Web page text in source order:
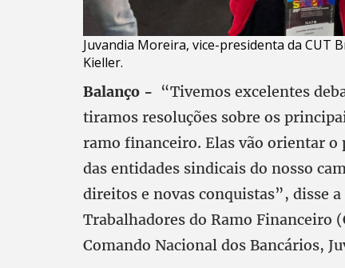
Juvandia Moreira, vice-presidenta da CUT
Kieller.
Balanço - “Tivemos excelentes
tiramos resoluções sobre os
ramo financeiro. Elas vão orientar o
das entidades sindicais do nosso
direitos e novas conquistas”, disse
Trabalhadores do Ramo Financeiro
Comando Nacional dos Bancários,